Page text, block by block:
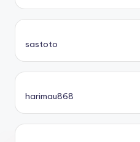
sastoto
harimau868